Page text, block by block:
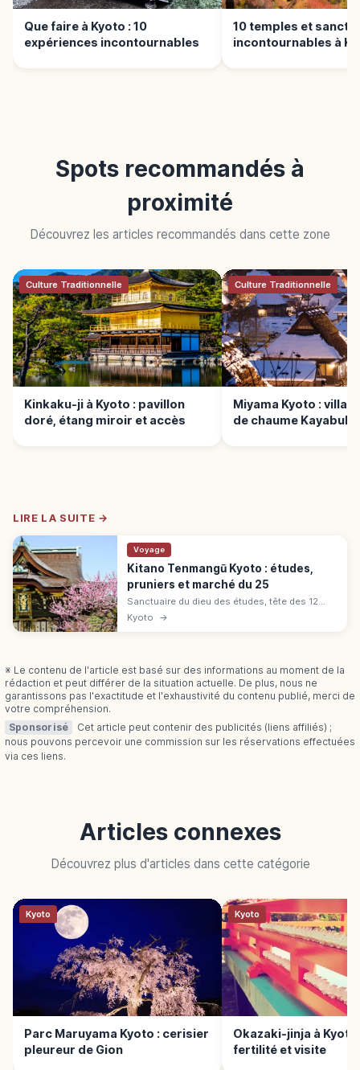
Que faire à Kyoto : 10
expériences incontournables
10 temples et
incontournables à
Spots recommandés à
proximité
Découvrez les articles recommandés dans cette zone
Culture Traditionnelle
Kinkaku-ji à Kyoto : pavillon
doré, étang miroir et accès
Culture Traditionnelle
Miyama Kyoto :
de chaume Kayabuki
LIRE LA SUITE →
Voyage
Kitano Tenmangū Kyoto : études,
pruniers et marché du 25
Sanctuaire du dieu des études, tête des 12
000 Tenjin. Honden Momoyama trésor
national, ~1 500 pruniers (fin fév.-mi-mars),
Kyoto →
※ Le contenu de l'article est basé sur des informations au moment de la
rédaction et peut différer de la situation actuelle. De plus, nous ne
garantissons pas l'exactitude et l'exhaustivité du contenu publié, merci de
votre compréhension.
Sponsorisé
Cet article peut contenir des publicités (liens affiliés) ;
nous pouvons percevoir une commission sur les réservations effectuées
via ces liens.
Articles connexes
Découvrez plus d'articles dans cette catégorie
Kyoto
Parc Maruyama Kyoto : cerisier
pleureur de Gion
Kyoto
Okazaki-jinja à Kyoto
fertilité et visite